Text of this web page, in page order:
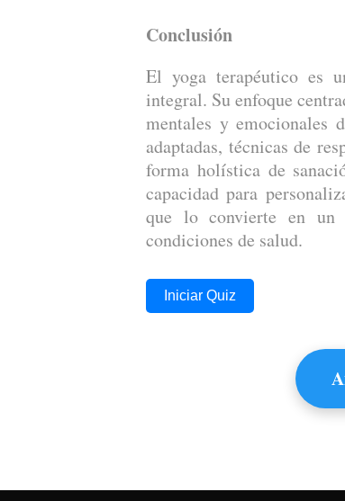
Conclusión
El yoga terapéutico es
integral. Su enfoque
mentales y emocionales
adaptadas, técnicas de
forma holística de
capacidad para
que lo convierte en un
condiciones de salud.
Iniciar Quiz